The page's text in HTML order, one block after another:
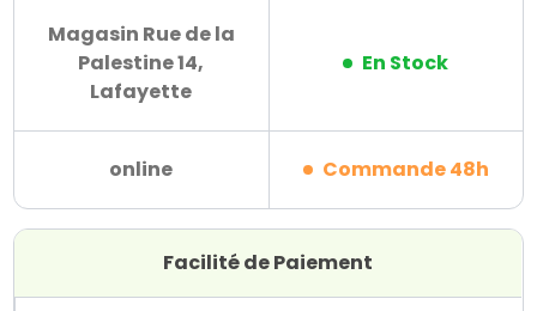
Magasin Rue de la
Palestine 14,
Lafayette
En Stock
online Commande 48h
Facilité de Paiement